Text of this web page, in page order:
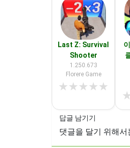
Last Z: Survival
Shooter
1.250.673
Florere Game
★★★★★
답글 남기기
댓글을 달기 위해서